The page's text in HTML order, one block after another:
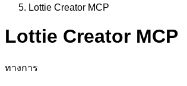
Lottie Creator MCP
Lottie Creator MCP
ทางการ